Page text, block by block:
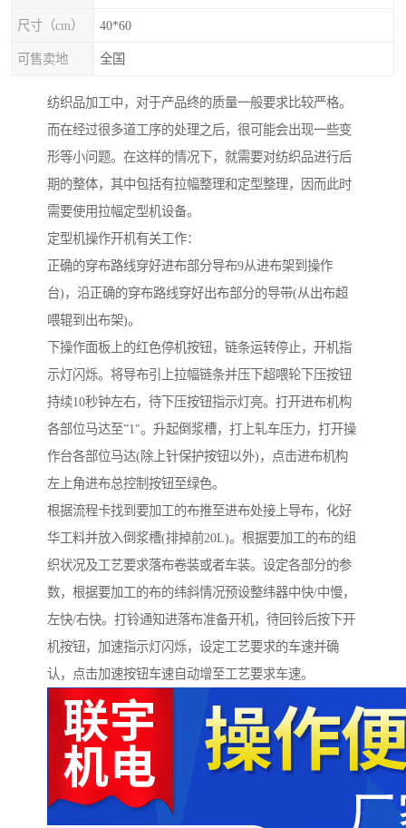
尺寸（cm） 40*60
可售卖地 全国
纺织品加工中，对于产品终的质量一般要求比较严格。
而在经过很多道工序的处理之后，很可能会出现一些变
形等小问题。在这样的情况下，就需要对纺织品进行后
期的整体，其中包括有拉幅整理和定型整理，因而此时
需要使用拉幅定型机设备。
定型机操作开机有关工作：
正确的穿布路线穿好进布部分导布9从进布架到操作
台)，沿正确的穿布路线穿好出布部分的导带(从出布超
喂辊到出布架)。
下操作面板上的红色停机按钮，链条运转停止，开机指
示灯闪烁。将导布引上拉幅链条并压下超喂轮下压按钮
持续10秒钟左右，待下压按钮指示灯亮。打开进布机构
各部位马达至”1″。升起倒浆槽，打上轧车压力，打开操
作台各部位马达(除上针保护按钮以外)，点击进布机构
左上角进布总控制按钮至绿色。
根据流程卡找到要加工的布推至进布处接上导布，化好
华工料并放入倒浆槽(排掉前20L)。根据要加工的布的组
织状况及工艺要求落布卷装或者车装。设定各部分的参
数，根据要加工的布的纬斜情况预设整纬器中快/中慢，
左快/右快。打铃通知进落布准备开机，待回铃后按下开
机按钮，加速指示灯闪烁，设定工艺要求的车速并确
认，点击加速按钮车速自动增至工艺要求车速。